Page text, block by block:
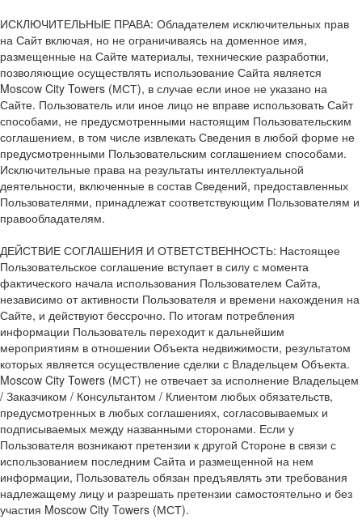
ИСКЛЮЧИТЕЛЬНЫЕ ПРАВА: Обладателем исключительных прав
на Сайт включая, но не ограничиваясь на доменное имя,
размещенные на Сайте материалы, технические разработки,
позволяющие осуществлять использование Сайта является
Moscow City Towers (МСТ), в случае если иное не указано на
Сайте. Пользователь или иное лицо не вправе использовать Сайт
способами, не предусмотренными настоящим Пользовательским
соглашением, в том числе извлекать Сведения в любой форме не
предусмотренными Пользовательским соглашением способами.
Исключительные права на результаты интеллектуальной
деятельности, включенные в состав Сведений, предоставленных
Пользователями, принадлежат соответствующим Пользователям и
правообладателям.
ДЕЙСТВИЕ СОГЛАШЕНИЯ И ОТВЕТСТВЕННОСТЬ: Настоящее
Пользовательское соглашение вступает в силу с момента
фактического начала использования Пользователем Сайта,
независимо от активности Пользователя и времени нахождения на
Сайте, и действуют бессрочно. По итогам потребления
информации Пользователь переходит к дальнейшим
мероприятиям в отношении Объекта недвижимости, результатом
которых является осуществление сделки с Владельцем Объекта.
Moscow City Towers (МСТ) не отвечает за исполнение Владельцем
/ Заказчиком / Консультантом / Клиентом любых обязательств,
предусмотренных в любых соглашениях, согласовываемых и
подписываемых между названными сторонами. Если у
Пользователя возникают претензии к другой Стороне в связи с
использованием последним Сайта и размещенной на нем
информации, Пользователь обязан предъявлять эти требования
надлежащему лицу и разрешать претензии самостоятельно и без
участия Moscow City Towers (МСТ).